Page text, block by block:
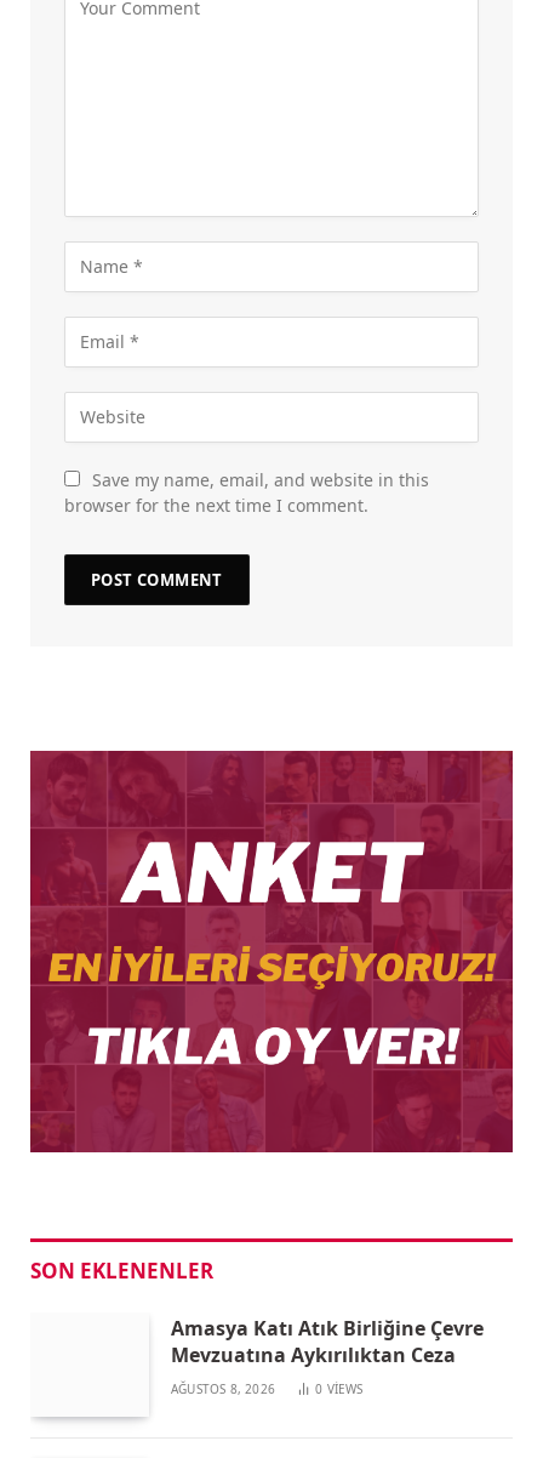
Save my name, email, and website in this
browser for the next time I comment.
SON EKLENENLER
Amasya Katı Atık Birliğine Çevre
Mevzuatına Aykırılıktan Ceza
AĞUSTOS 8, 2026 0 VIEWS